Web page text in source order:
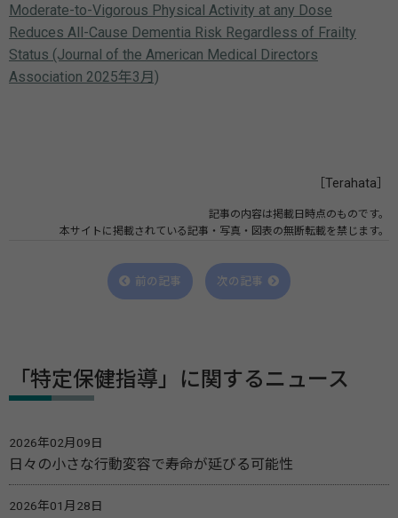
Moderate-to-Vigorous Physical Activity at any Dose
Reduces All-Cause Dementia Risk Regardless of Frailty
Status (Journal of the American Medical Directors
Association 2025年3月)
［Terahata］
記事の内容は掲載日時点のものです。
本サイトに掲載されている記事・写真・図表の無断転載を禁じます。
前の記事 次の記事
「特定保健指導」に関するニュース
2026年02月09日
日々の小さな行動変容で寿命が延びる可能性
2026年01月28日